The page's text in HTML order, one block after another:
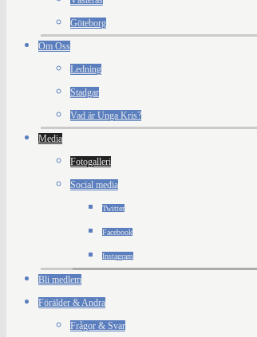
Göteborg
Om Oss
Ledning
Stadgar
Vad är Unga Kris?
Media
Fotogalleri
Social media
Twitter
Facebook
Instagram
Bli medlem
Förälder & Andra
Frågor & Svar